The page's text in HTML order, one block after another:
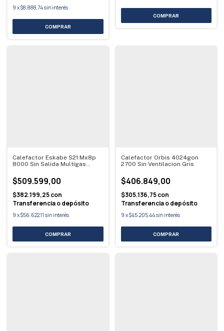
9 x$8.888,74sin interés
Calefactor Eskabe S21 Mx8p
8000 Sin Salida Multigas
$509.599,00
$382.199,25con
Transferencia o depósito
9 x$56.622,11 sin interés
Calefactor Orbis 4024gon
2700 Sin Ventilacion Gris
$406.849,00
$305.136,75con
Transferencia o depósito
9 x$45.205,44sin interés